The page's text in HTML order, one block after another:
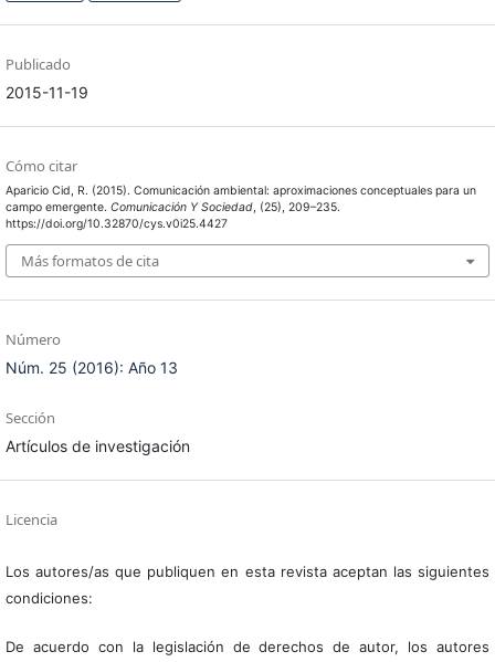
Publicado
2015-11-19
Cómo citar
Aparicio Cid, R. (2015). Comunicación ambiental: aproximaciones conceptuales para un
campo emergente. Comunicación Y Sociedad, (25), 209–235.
https://doi.org/10.32870/cys.v0i25.4427
Más formatos de cita
Número
Núm. 25 (2016): Año 13
Sección
Artículos de investigación
Licencia
Los autores/as que publiquen en esta revista aceptan las siguientes
condiciones:
De acuerdo con la legislación de derechos de autor, los autores